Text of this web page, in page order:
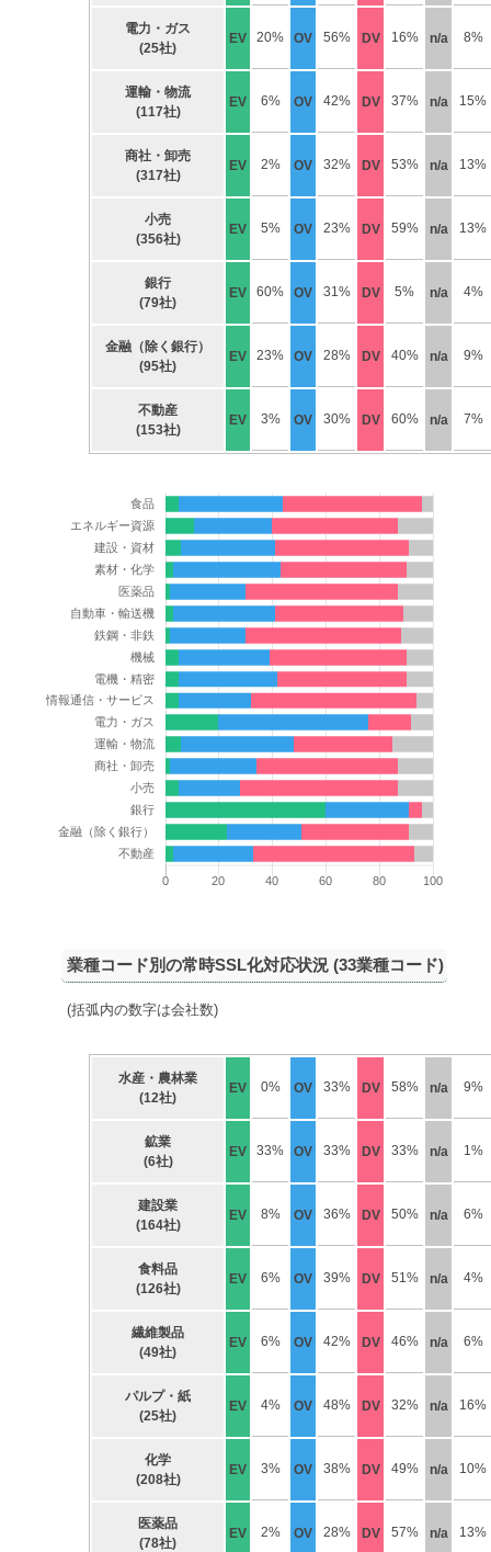
電力・ガス
(25社)
EV 20% OV 56% DV 16% n/a 8%
運輸・物流
(117社)
EV 6% OV 42% DV 37% n/a 15%
商社・卸売
(317社)
EV 2% OV 32% DV 53% n/a 13%
小売
(356社)
EV 5% OV 23% DV 59% n/a 13%
銀行
(79社)
EV 60% OV 31% DV 5% n/a 4%
金融（除く銀行）
(95社)
EV 23% OV 28% DV 40% n/a 9%
不動産
(153社)
EV 3% OV 30% DV 60% n/a 7%
業種コード別の常時SSL化対応状況 (33業種コード)
(括弧内の数字は会社数)
水産・農林業
(12社)
EV 0% OV 33% DV 58% n/a 9%
鉱業
(6社)
EV 33% OV 33% DV 33% n/a 1%
建設業
(164社)
EV 8% OV 36% DV 50% n/a 6%
食料品
(126社)
EV 6% OV 39% DV 51% n/a 4%
繊維製品
(49社)
EV 6% OV 42% DV 46% n/a 6%
パルプ・紙
(25社)
EV 4% OV 48% DV 32% n/a 16%
化学
(208社)
EV 3% OV 38% DV 49% n/a 10%
医薬品
(78社)
EV 2% OV 28% DV 57% n/a 13%